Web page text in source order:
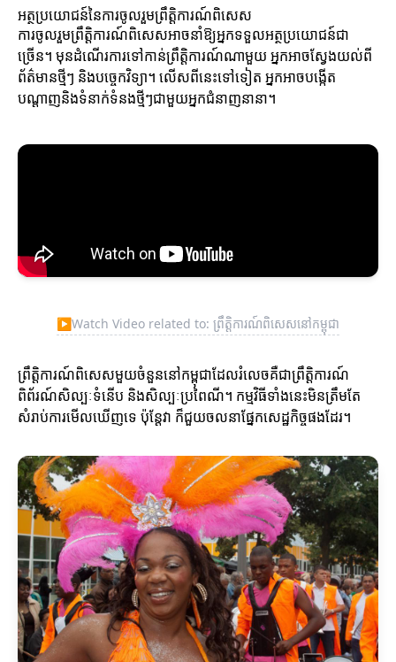
អត្ថប្រយោជន៍នៃការចូលរួមព្រឹត្តិការណ៍ពិសេស
ការចូលរួមព្រឹត្តិការណ៍ពិសេសអាចនាំឱ្យអ្នកទទួលអត្ថប្រយោជន៍ជា
ច្រើន។ មុនដំណើរការទៅកាន់ព្រឹត្តិការណ៍ណាមួយ អ្នកអាចស្វែងយល់ពី
ព័ត៌មានថ្មីៗ និងបច្ចេកវិទ្យា។ លើសពីនេះទៅទៀត អ្នកអាចបង្កើត
បណ្ដាញនិងទំនាក់ទំនងថ្មីៗជាមួយអ្នកជំនាញនានា។
▶Watch Video related to: ព្រឹត្តិការណ៍ពិសេសនៅកម្ពុជា
ព្រឹត្តិការណ៍ពិសេសមួយចំនួននៅកម្ពុជាដែលរំលេចគឺជាព្រឹត្តិការណ៍
ពិព័រណ៍សិល្បៈទំនើប និងសិល្បៈប្រពៃណី។ កម្មវិធីទាំងនេះមិនត្រឹមតែ
សំរាប់ការមើលឃើញទេ ប៉ុន្តែវា ក៏ជួយចលនាផ្នែកសេដ្ឋកិច្ចផងដែរ។